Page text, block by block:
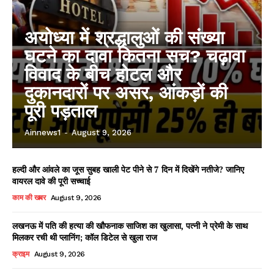
अयोध्या में श्रद्धालुओं की संख्या
घटने का दावा कितना सच? चढ़ावा
विवाद के बीच होटल और
दुकानदारों पर असर, आंकड़ों की
पूरी पड़ताल
Ainnews1 - August 9, 2026
हल्दी और आंवले का जूस सुबह खाली पेट पीने से 7 दिन में दिखेंगे नतीजे? जानिए
वायरल दावे की पूरी सच्चाई
काम की खबर August 9, 2026
लखनऊ में पति की हत्या की खौफनाक साजिश का खुलासा, पत्नी ने प्रेमी के साथ
मिलकर रची थी प्लानिंग; कॉल डिटेल से खुला राज
क्राइम August 9, 2026